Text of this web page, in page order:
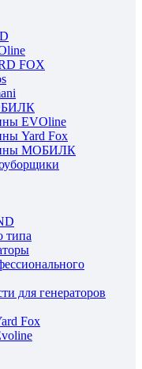
FOX
EVOline
Yard Fox
МОБИЛК
типа
для генераторов
Fox